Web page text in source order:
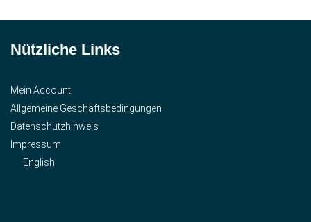
Nützliche Links
Mein Account
Allgemeine Geschäftsbedingungen
Datenschutzhinweis
Impressum
English